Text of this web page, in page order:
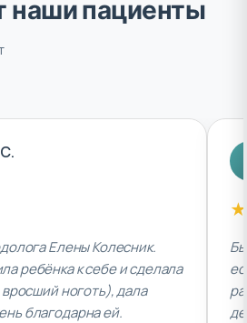
наши пациенты
Елены Колесник.
ребёнка к себе и сделала
ноготь), дала
благодарна ей.
★